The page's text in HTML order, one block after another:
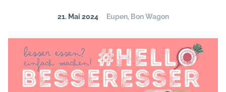
21. Mai 2024 Eupen, Bon Wagon